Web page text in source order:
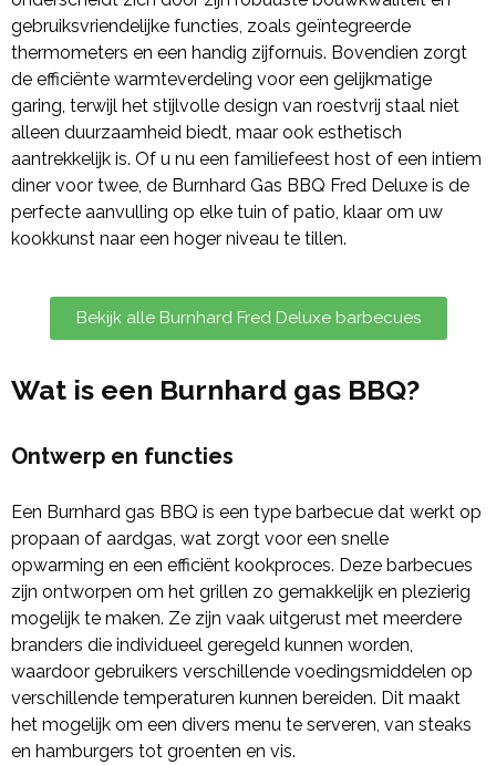
gebruiksvriendelijke functies, zoals geïntegreerde
thermometers en een handig zijfornuis. Bovendien zorgt
de efficiënte warmteverdeling voor een gelijkmatige
garing, terwijl het stijlvolle design van roestvrij staal niet
alleen duurzaamheid biedt, maar ook esthetisch
aantrekkelijk is. Of u nu een familiefeest host of een intiem
diner voor twee, de Burnhard Gas BBQ Fred Deluxe is de
perfecte aanvulling op elke tuin of patio, klaar om uw
kookkunst naar een hoger niveau te tillen.
Bekijk alle Burnhard Fred Deluxe barbecues
Wat is een Burnhard gas BBQ?
Ontwerp en functies
Een Burnhard gas BBQ is een type barbecue dat werkt op
propaan of aardgas, wat zorgt voor een snelle
opwarming en een efficiënt kookproces. Deze barbecues
zijn ontworpen om het grillen zo gemakkelijk en plezierig
mogelijk te maken. Ze zijn vaak uitgerust met meerdere
branders die individueel geregeld kunnen worden,
waardoor gebruikers verschillende voedingsmiddelen op
verschillende temperaturen kunnen bereiden. Dit maakt
het mogelijk om een divers menu te serveren, van steaks
en hamburgers tot groenten en vis.